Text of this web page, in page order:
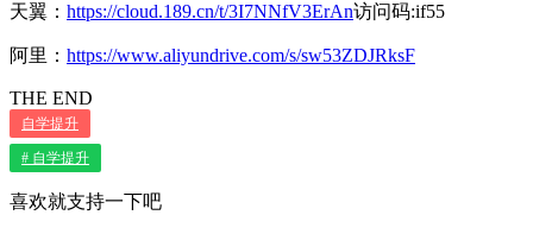
天翼： https://cloud.189.cn/t/3I7NNfV3ErAn访问码:if55
阿里： https://www.aliyundrive.com/s/sw53ZDJRksF
THE END
自学提升
# 自学提升
喜欢就支持一下吧